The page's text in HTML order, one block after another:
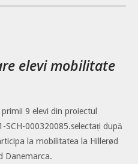
elevi mobilitate
9 elevi din proiectul
SCH-000320085.selectați după
la mobilitatea la Hillerød
Danemarca.